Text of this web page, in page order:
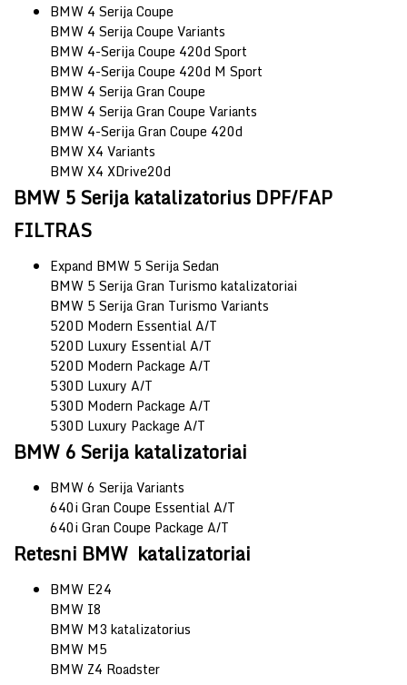
BMW 4 Serija Coupe
BMW 4 Serija Coupe Variants
BMW 4-Serija Coupe 420d Sport
BMW 4-Serija Coupe 420d M Sport
BMW 4 Serija Gran Coupe
BMW 4 Serija Gran Coupe Variants
BMW 4-Serija Gran Coupe 420d
BMW X4 Variants
BMW X4 XDrive20d
BMW 5 Serija katalizatorius DPF/FAP
FILTRAS
Expand BMW 5 Serija Sedan
BMW 5 Serija Gran Turismo katalizatoriai
BMW 5 Serija Gran Turismo Variants
520D Modern Essential A/T
520D Luxury Essential A/T
520D Modern Package A/T
530D Luxury A/T
530D Modern Package A/T
530D Luxury Package A/T
BMW 6 Serija katalizatoriai
BMW 6 Serija Variants
640i Gran Coupe Essential A/T
640i Gran Coupe Package A/T
Retesni BMW katalizatoriai
BMW E24
BMW I8
BMW M3 katalizatorius
BMW M5
BMW Z4 Roadster